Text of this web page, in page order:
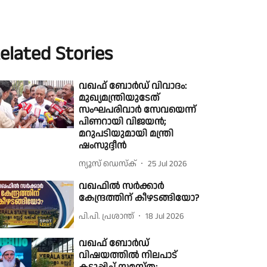
Stories
വഖഫ് ബോർഡ് വിവാദം:
മുഖ്യമന്ത്രിയുടേത്
സംഘപരിവാർ സേവയെന്ന്
പിണറായി വിജയന്‍;
മറുപടിയുമായി മന്ത്രി
ഷംസുദ്ദീന്‍
ന്യൂസ് ഡെസ്ക് 25 Jul 2026
വഖഫിൽ സർക്കാർ
കേന്ദ്രത്തിന് കീഴടങ്ങിയോ?
പി.പി. പ്രശാന്ത് 18 Jul 2026
വഖഫ് ബോർഡ്
വിഷയത്തിൽ നിലപാട്